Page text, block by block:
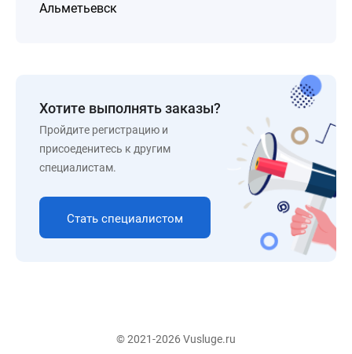
Альметьевск
Хотите выполнять заказы?
Пройдите регистрацию и
присоеденитесь к другим
специалистам.
Стать специалистом
© 2021-2026 Vusluge.ru